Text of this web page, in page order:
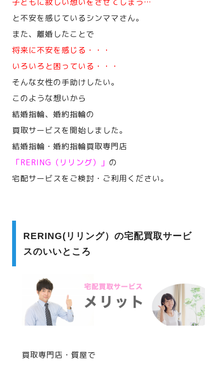
と不安を感じているシンママさん。
また、離婚したことで
将来に不安を感じる・・・
いろいろと困っている・・・
そんな女性の手助けしたい。
このような想いから
結婚指輪、婚約指輪の
買取サービスを開始しました。
結婚指輪・婚約指輪買取専門店
「RERING（リリング）」 の
宅配サービスをご検討・ご利用ください。
RERING(リリング）の宅配買取サービ
スのいいところ
買取専門店・質屋で